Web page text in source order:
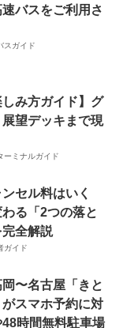
バスをご利用さ
スガイド
しみ方ガイド】グ
望デッキまで現
ーミナルガイド
セル料はいく
る「2つの落と
全解説
ガイド
岡〜名古屋「きと
スマホ予約に対
時間無料駐車場